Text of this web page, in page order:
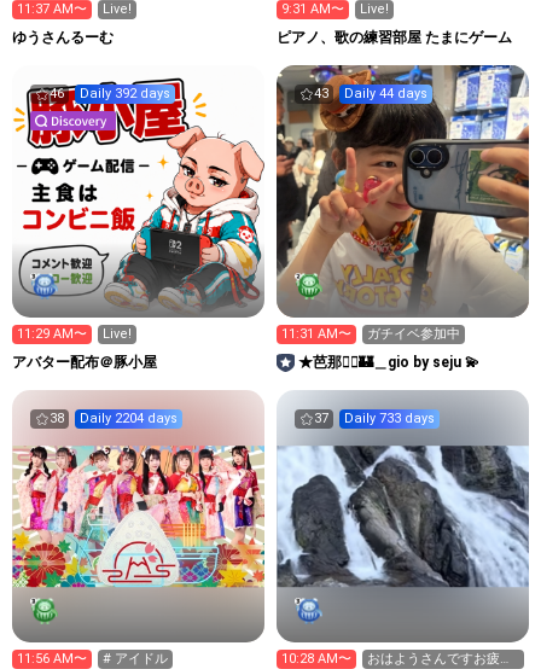
11:37 AM〜 Live!
ゆうさんるーむ
9:31 AM〜 Live!
ピアノ、歌の練習部屋 たまにゲーム
46 Daily 392 days
11:29 AM〜 Live!
アバター配布＠豚小屋
43 Daily 44 days
11:31 AM〜 ガチイベ参加中
★芭那🧚‍♀️🏰＿gio by seju 💫
38 Daily 2204 days
11:56 AM〜 # アイドル
37 Daily 733 days
10:28 AM〜
おはようさんですお疲れ